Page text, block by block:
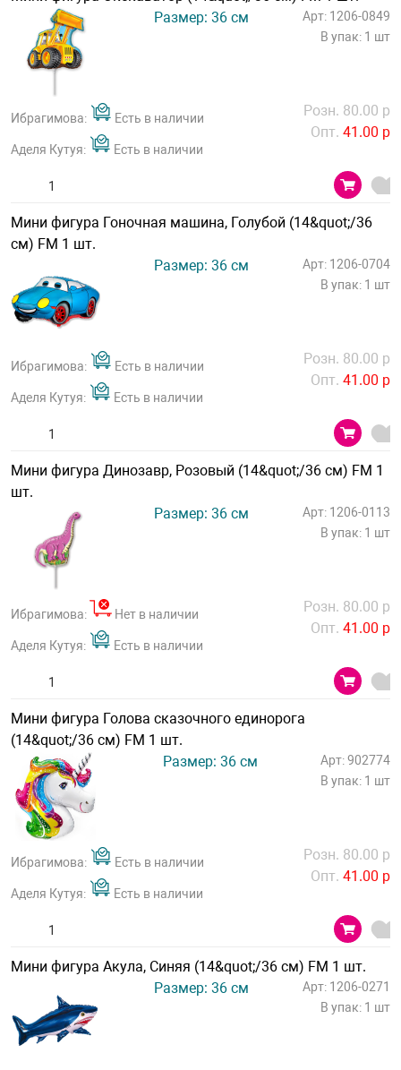
Размер: 36 см
Арт: 1206-0849
В упак: 1 шт
Ибрагимова: Есть в наличии
Аделя Кутуя: Есть в наличии
Розн. 80.00 р
Опт. 41.00 р
Мини фигура Гоночная машина, Голубой (14&quot;/36
см) FM 1 шт.
Размер: 36 см
Арт: 1206-0704
В упак: 1 шт
Ибрагимова: Есть в наличии
Аделя Кутуя: Есть в наличии
Розн. 80.00 р
Опт. 41.00 р
Мини фигура Динозавр, Розовый (14&quot;/36 см) FM 1
шт.
Размер: 36 см
Арт: 1206-0113
В упак: 1 шт
Ибрагимова: Нет в наличии
Аделя Кутуя: Есть в наличии
Розн. 80.00 р
Опт. 41.00 р
Мини фигура Голова сказочного единорога
(14&quot;/36 см) FM 1 шт.
Размер: 36 см
Арт: 902774
В упак: 1 шт
Ибрагимова: Есть в наличии
Аделя Кутуя: Есть в наличии
Розн. 80.00 р
Опт. 41.00 р
Мини фигура Акула, Синяя (14&quot;/36 см) FM 1 шт.
Размер: 36 см
Арт: 1206-0271
В упак: 1 шт